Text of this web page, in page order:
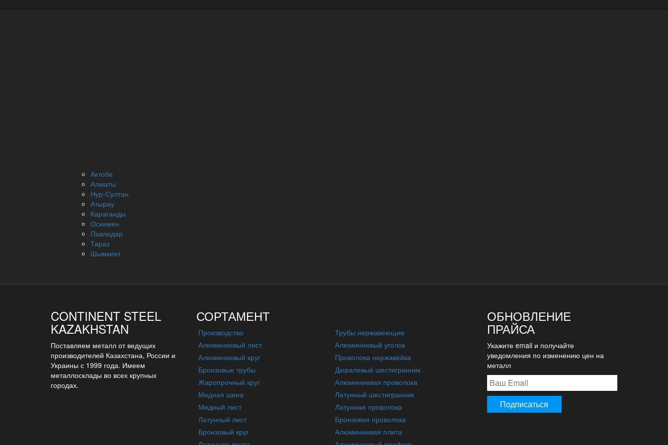
Актобе
Алматы
Нур-Султан
Атырау
Караганды
Оскемен
Павлодар
Тараз
Шымкент
CONTINENT STEEL
KAZAKHSTAN
Поставляем металл от ведущих
производителей Казахстана, России и
Украины с 1999 года. Имеем
металлосклады во всех крупных
городах.
СОРТАМЕНТ
Производство
Трубы нержавеющие
Алюминиевый лист
Алюминиевый уголок
Алюминиевый круг
Проволока нержавейка
Бронзовые трубы
Дюралевый шестигранник
Жаропрочный круг
Алюминиевая проволока
Медная шина
Латунный шестигранник
Медный лист
Латунная проволока
Латунный лист
Бронзовая проволока
Бронзовый круг
Алюминиевая плита
ОБНОВЛЕНИЕ
ПРАЙСА
Укажите email и получайте
уведомления по изменению цен на
металл